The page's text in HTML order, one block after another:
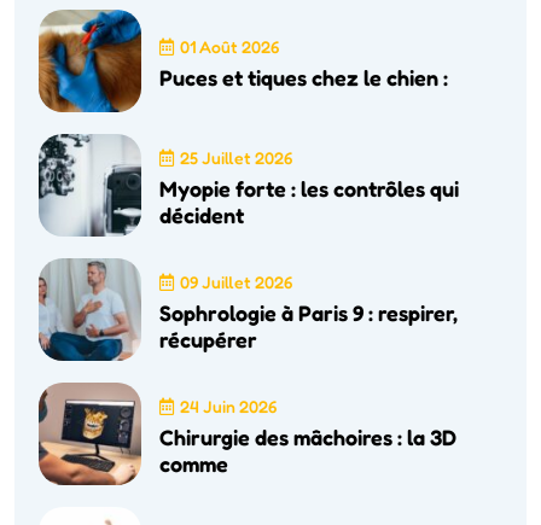
01 Août 2026
Puces et tiques chez le chien :
25 Juillet 2026
Myopie forte : les contrôles qui
décident
09 Juillet 2026
Sophrologie à Paris 9 : respirer,
récupérer
24 Juin 2026
Chirurgie des mâchoires : la 3D
comme